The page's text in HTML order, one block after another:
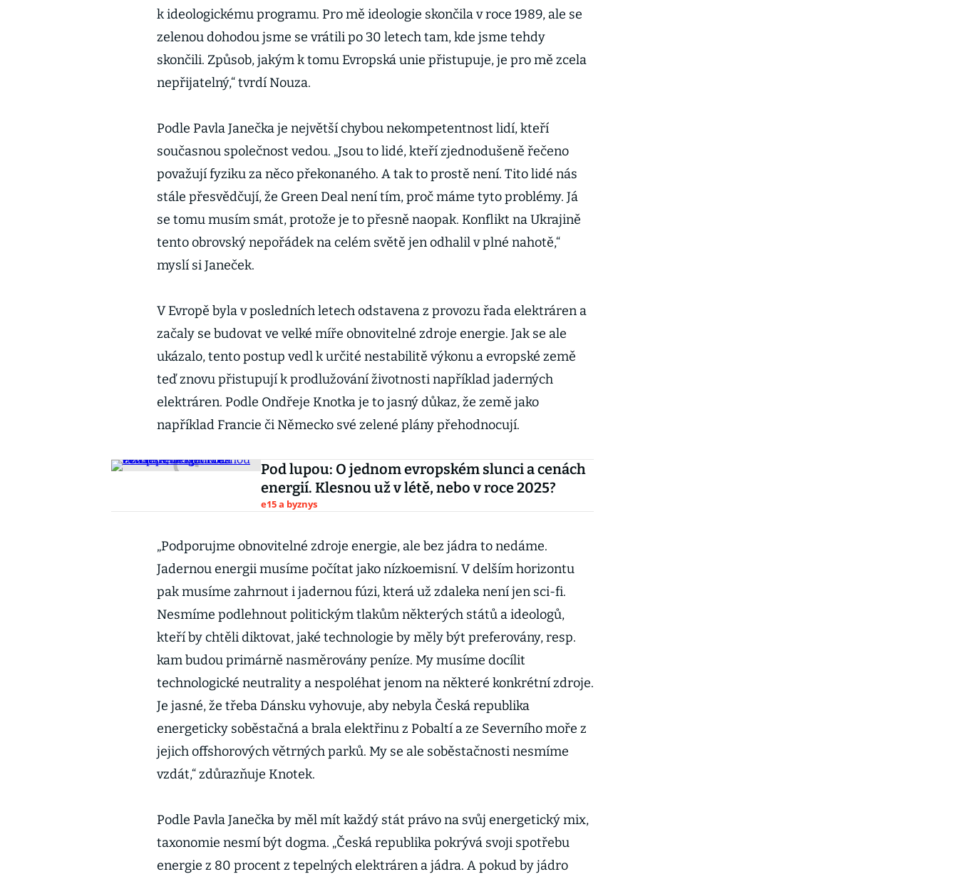
k ideologickému programu. Pro mě ideologie skončila v roce 1989, ale se
zelenou dohodou jsme se vrátili po 30 letech tam, kde jsme tehdy
skončili. Způsob, jakým k tomu Evropská unie přistupuje, je pro mě zcela
nepřijatelný,“ tvrdí Nouza.
Podle Pavla Janečka je největší chybou nekompetentnost lidí, kteří
současnou společnost vedou. „Jsou to lidé, kteří zjednodušeně řečeno
považují fyziku za něco překonaného. A tak to prostě není. Tito lidé nás
stále přesvědčují, že Green Deal není tím, proč máme tyto problémy. Já
se tomu musím smát, protože je to přesně naopak. Konflikt na Ukrajině
tento obrovský nepořádek na celém světě jen odhalil v plné nahotě,“
myslí si Janeček.
V Evropě byla v posledních letech odstavena z provozu řada elektráren a
začaly se budovat ve velké míře obnovitelné zdroje energie. Jak se ale
ukázalo, tento postup vedl k určité nestabilitě výkonu a evropské země
teď znovu přistupují k prodlužování životnosti například jaderných
elektráren. Podle Ondřeje Knotka je to jasný důkaz, že země jako
například Francie či Německo své zelené plány přehodnocují.
Pod lupou: O jednom evropském slunci a cenách
energií. Klesnou už v létě, nebo v roce 2025?
e15 a byznys
„Podporujme obnovitelné zdroje energie, ale bez jádra to nedáme.
Jadernou energii musíme počítat jako nízkoemisní. V delším horizontu
pak musíme zahrnout i jadernou fúzi, která už zdaleka není jen sci-fi.
Nesmíme podlehnout politickým tlakům některých států a ideologů,
kteří by chtěli diktovat, jaké technologie by měly být preferovány, resp.
kam budou primárně nasměrovány peníze. My musíme docílit
technologické neutrality a nespoléhat jenom na některé konkrétní zdroje.
Je jasné, že třeba Dánsku vyhovuje, aby nebyla Česká republika
energeticky soběstačná a brala elektřinu z Pobaltí a ze Severního moře z
jejich offshorových větrných parků. My se ale soběstačnosti nesmíme
vzdát,“ zdůrazňuje Knotek.
Podle Pavla Janečka by měl mít každý stát právo na svůj energetický mix,
taxonomie nesmí být dogma. „Česká republika pokrývá svoji spotřebu
energie z 80 procent z tepelných elektráren a jádra. A pokud by jádro